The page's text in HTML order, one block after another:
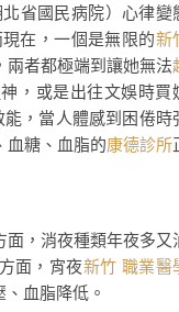
省國民病院）心律變
在，一個是無限的新
者都極端到讓她無法
，或是出往文娛時買
，當人體感到困倦時
血糖、血脂的康德診所
，消夜種類年夜多又
面，宵夜新竹 職業醫
血脂降低。